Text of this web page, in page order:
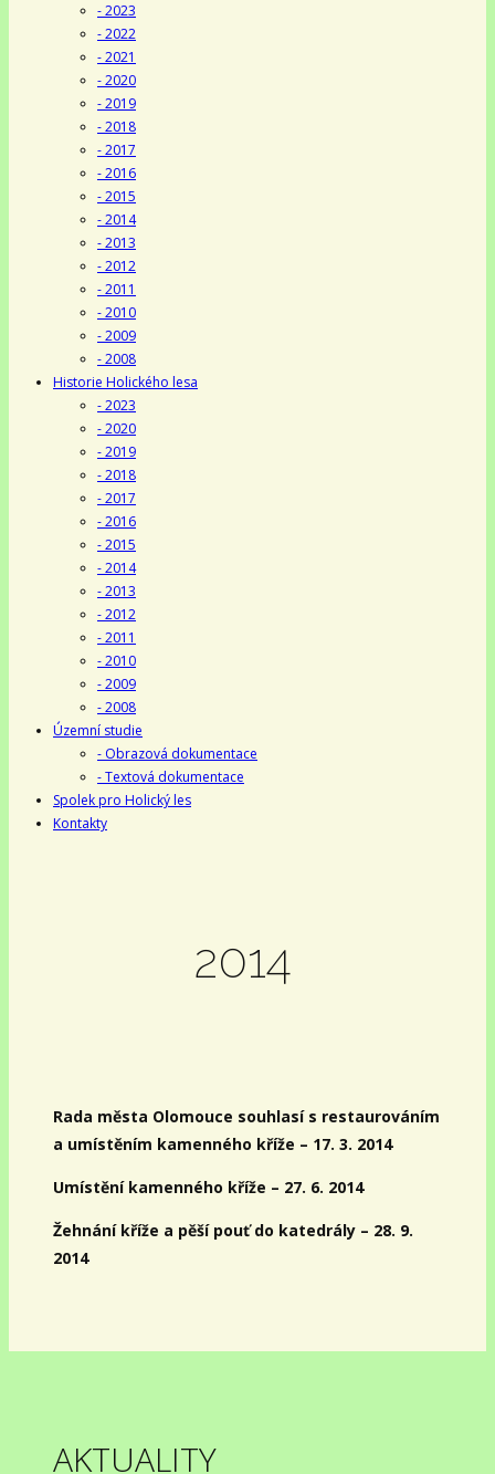
- 2023
- 2022
- 2021
- 2020
- 2019
- 2018
- 2017
- 2016
- 2015
- 2014
- 2013
- 2012
- 2011
- 2010
- 2009
- 2008
Historie Holického lesa
- 2023
- 2020
- 2019
- 2018
- 2017
- 2016
- 2015
- 2014
- 2013
- 2012
- 2011
- 2010
- 2009
- 2008
Územní studie
- Obrazová dokumentace
- Textová dokumentace
Spolek pro Holický les
Kontakty
2014
Rada města Olomouce souhlasí s restaurováním
a umístěním kamenného kříže – 17. 3. 2014
Umístění kamenného kříže – 27. 6. 2014
Žehnání kříže a pěší pouť do katedrály – 28. 9.
2014
AKTUALITY